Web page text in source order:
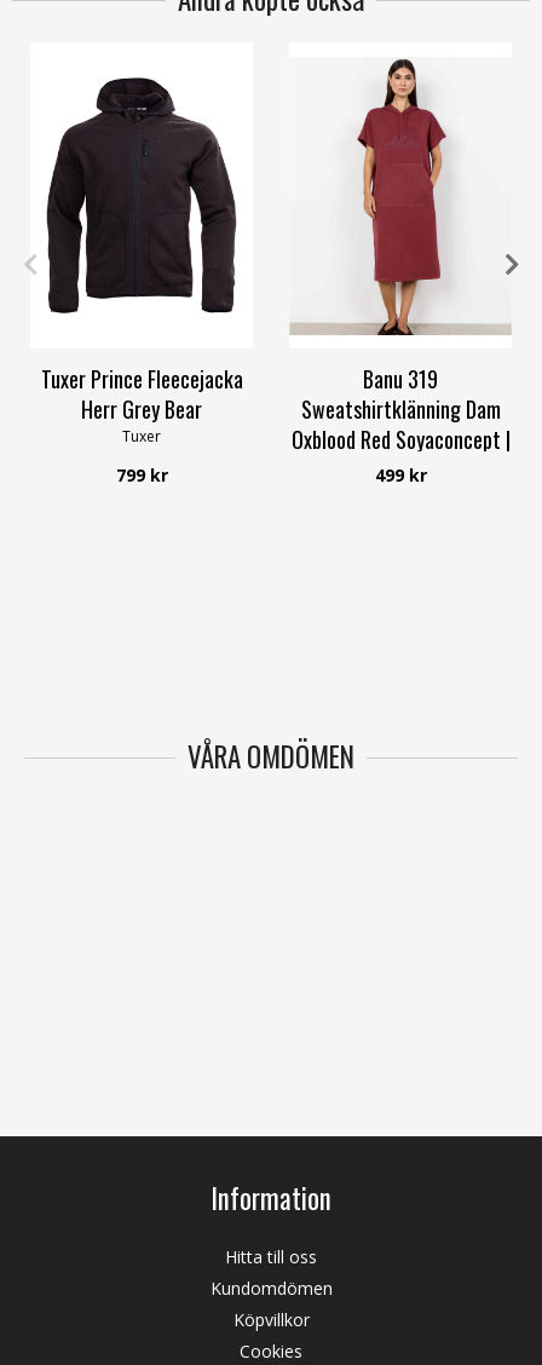
XXL
Tuxer Prince Fleecejacka
Herr Grey Bear
Tuxer
799 kr
M L XXL
Banu 319
Sweatshirtklänning Dam
Oxblood Red Soyaconcept |
Smilebutiken
499 kr
VÅRA OMDÖMEN
Information
Hitta till oss
Kundomdömen
Köpvillkor
Cookies